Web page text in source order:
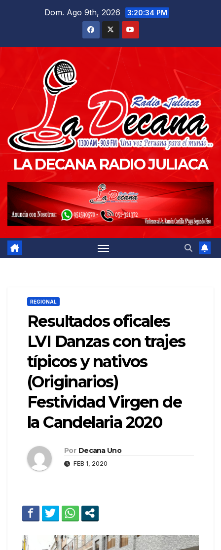
Dom. Ago 9th, 2026 3:20:35 PM
LA DECANA RADIO JULIACA
REGIONAL
Resultados oficales
LVI Danzas con trajes
típicos y nativos
(Originarios)
Festividad Virgen de
la Candelaria 2020
Por Decana Uno
FEB 1, 2020